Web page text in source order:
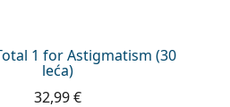
1 for Astigmatism (30
leća)
32,99 €